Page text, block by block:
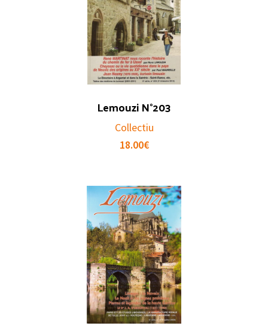
Lemouzi N°203
Collectiu
18.00€